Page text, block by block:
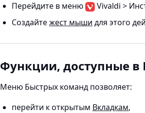
Перейдите в меню
Vivaldi >
Создайтежест мыши для этого
Функции, доступные
Меню Быстрых команд позволяет:
перейти к открытым Вкладкам,